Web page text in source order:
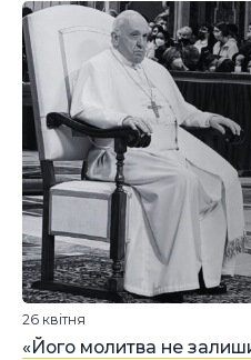
«Його молитва не
26 квітня